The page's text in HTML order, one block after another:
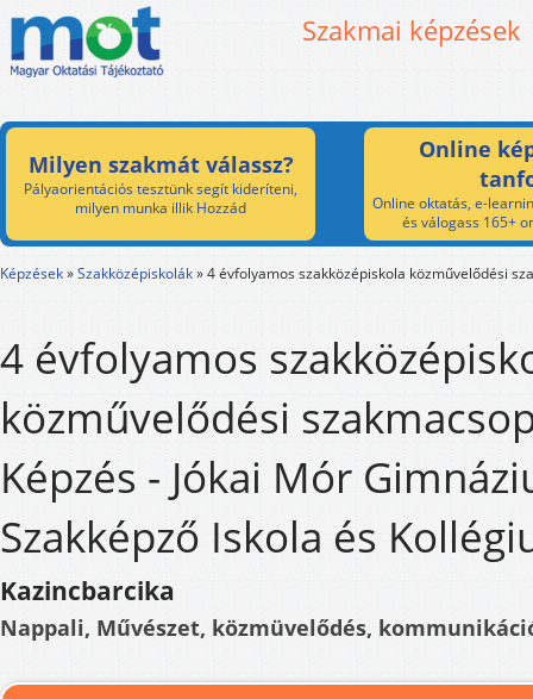
Szakmai képzések
Milyen szakmát válassz?
Pályaorientációs tesztünk segít kideríteni,
milyen munka illik Hozzád
Online
Online oktatás, e-
és válogass 165+
Képzések»Szakközépiskolák»4 évfolyamos szakközépiskola közművelődési
4 évfolyamos
közművelődési
Képzés - Jókai Mór
Szakképző Iskola és
Kazincbarcika
Nappali, Művészet, közmüvelődés,